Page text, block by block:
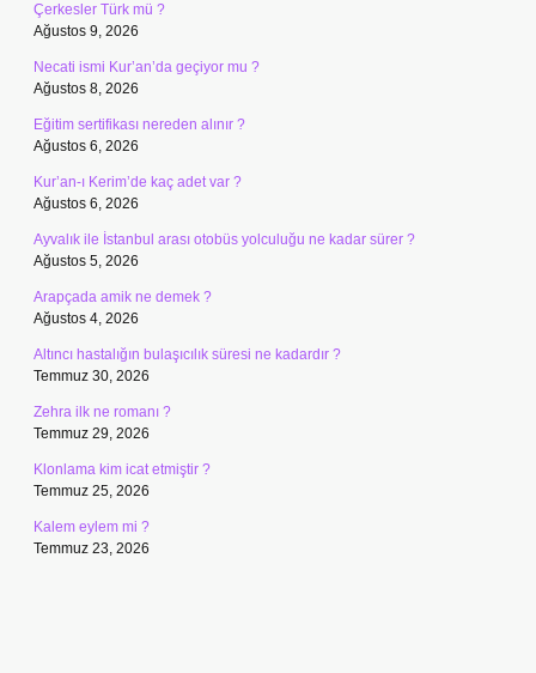
Çerkesler Türk mü ?
Ağustos 9, 2026
Necati ismi Kur’an’da geçiyor mu ?
Ağustos 8, 2026
Eğitim sertifikası nereden alınır ?
Ağustos 6, 2026
Kur’an-ı Kerim’de kaç adet var ?
Ağustos 6, 2026
Ayvalık ile İstanbul arası otobüs yolculuğu ne kadar sürer ?
Ağustos 5, 2026
Arapçada amik ne demek ?
Ağustos 4, 2026
Altıncı hastalığın bulaşıcılık süresi ne kadardır ?
Temmuz 30, 2026
Zehra ilk ne romanı ?
Temmuz 29, 2026
Klonlama kim icat etmiştir ?
Temmuz 25, 2026
Kalem eylem mi ?
Temmuz 23, 2026